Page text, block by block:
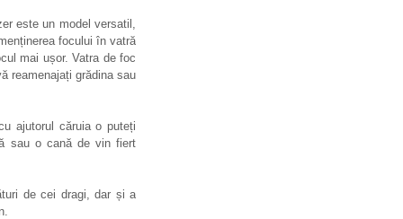
este un model versatil,
focului în vatră
mai ușor. Vatra de foc
reamenajați grădina sau
ajutorul căruia o puteți
sau o cană de vin fiert
de cei dragi, dar și a